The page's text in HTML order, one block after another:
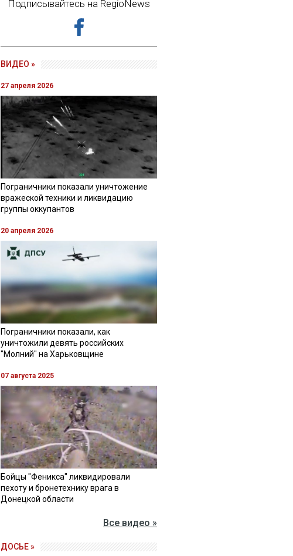
Подписывайтесь на RegioNews
ВИДЕО »
27 апреля 2026
Пограничники показали уничтожение
вражеской техники и ликвидацию
группы оккупантов
20 апреля 2026
Пограничники показали, как
уничтожили девять российских
"Молний" на Харьковщине
07 августа 2025
Бойцы "Феникса" ликвидировали
пехоту и бронетехнику врага в
Донецкой области
Все видео »
ДОСЬЕ »